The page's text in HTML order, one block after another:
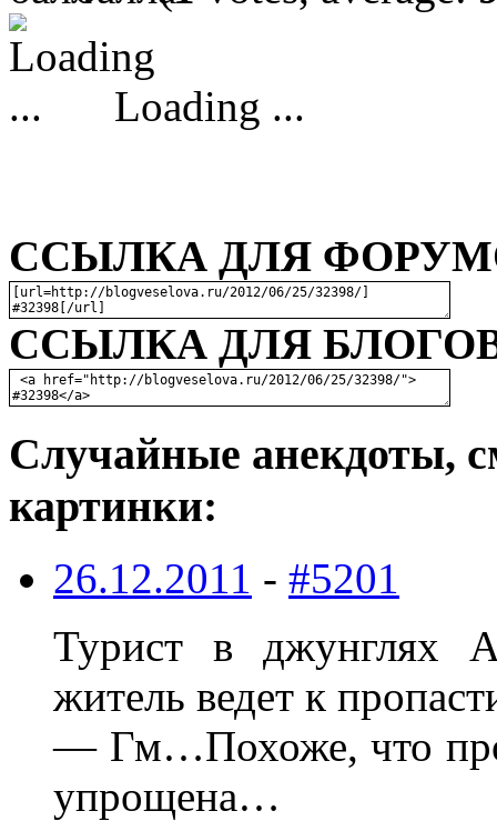
Loading ...
ССЫЛКА ДЛЯ
ССЫЛКА ДЛЯ БЛОГОВ
Случайные анекдоты,
картинки:
26.12.2011 - #5201
Турист в джунглях
житель ведет к
— Гм…Похоже, что
упрощена…